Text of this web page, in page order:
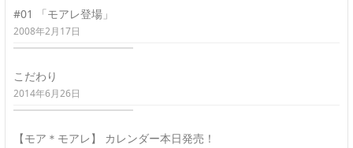
#01 「モアレ登場」
2008年2月17日
こだわり
2014年6月26日
【モア＊モアレ】 カレンダー本日発売！